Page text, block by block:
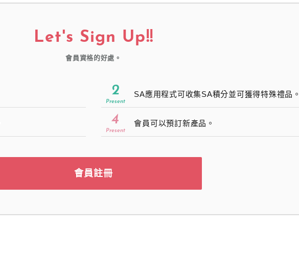
Let's Sign Up!!
會員資格的好處。
2
Present
SA應用程式可收集SA積分並可獲得特殊禮品。
4
Present
會員可以預訂新產品。
會員註冊